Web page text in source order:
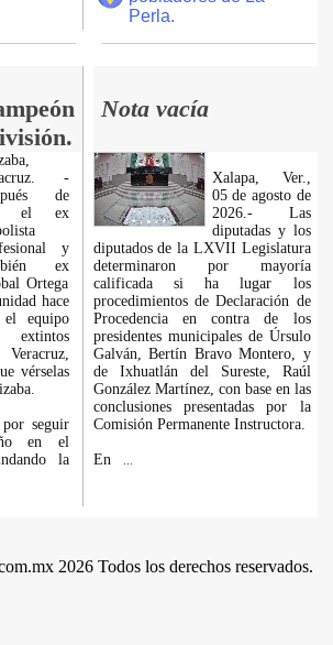
Perla.
Nota vacía
-
de
el ex
y
ex
Ortega
hace
equipo
extintos
vérselas
seguir
en el
la
Xalapa, Ver.,
05 de agosto de
2026.- Las
diputadas y los
diputados de la LXVII Legislatura
determinaron por mayoría
calificada si ha lugar los
procedimientos de Declaración de
Procedencia en contra de los
presidentes municipales de Úrsulo
Galván, Bertín Bravo Montero, y
de Ixhuatlán del Sureste, Raúl
González Martínez, con base en las
conclusiones presentadas por la
Comisión Permanente Instructora.
En
2026 Todos los derechos reservados.